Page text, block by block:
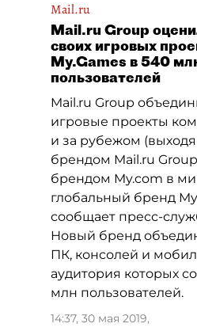
Mail.ru
Mail.ru Group
своих игровых
My.Games в 540
пользователей
Mail.ru Group
игровые проекты
и за рубежом
брендом Mail.ru
брендом My.com в
глобальный бренд
сообщает пресс-
Новый бренд
ПК, консолей и
аудитория которых
млн пользователей.
14:37, 30 мая 2019,